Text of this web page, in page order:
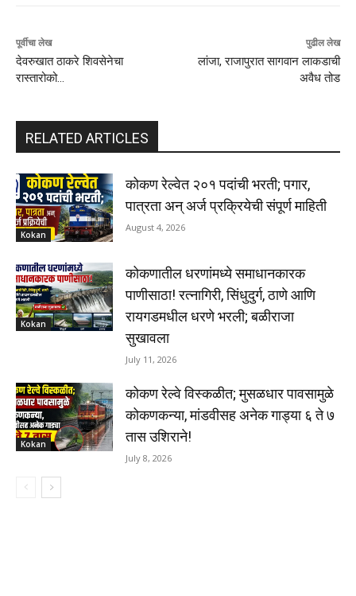
पूर्वीचा लेख
देवरुखात ठाकरे शिवसेनेचा
रास्तारोको…
पुढील लेख
लांजा, राजापुरात सागवान लाकडाची
अवैध तोड
RELATED ARTICLES
Kokan
कोकण रेल्वेत २०१ पदांची भरती; पगार,
पात्रता अन् अर्ज प्रक्रियेची संपूर्ण माहिती
August 4, 2026
Kokan
कोकणातील धरणांमध्ये समाधानकारक
पाणीसाठा! रत्नागिरी, सिंधुदुर्ग, ठाणे आणि
रायगडमधील धरणे भरली; बळीराजा
सुखावला
July 11, 2026
Kokan
कोकण रेल्वे विस्कळीत; मुसळधार पावसामुळे
कोकणकन्या, मांडवीसह अनेक गाड्या ६ ते ७
तास उशिराने!
July 8, 2026